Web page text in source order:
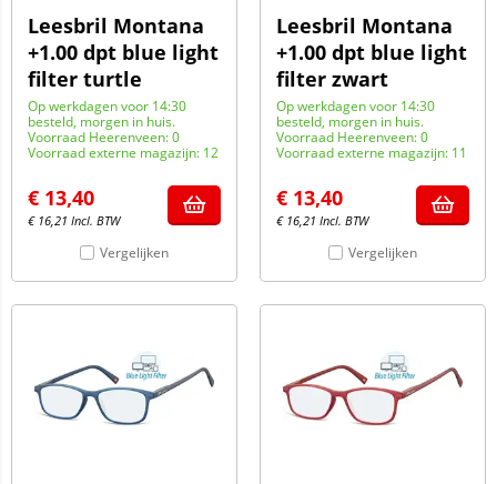
Leesbril Montana
+1.00 dpt blue light
filter turtle
Op werkdagen voor 14:30
besteld, morgen in huis.
Voorraad Heerenveen: 0
Voorraad externe magazijn: 12
€ 13,40
€ 16,21 Incl. BTW
Vergelijken
Leesbril Montana
+1.00 dpt blue light
filter zwart
Op werkdagen voor 14:30
besteld, morgen in huis.
Voorraad Heerenveen: 0
Voorraad externe magazijn: 11
€ 13,40
€ 16,21 Incl. BTW
Vergelijken